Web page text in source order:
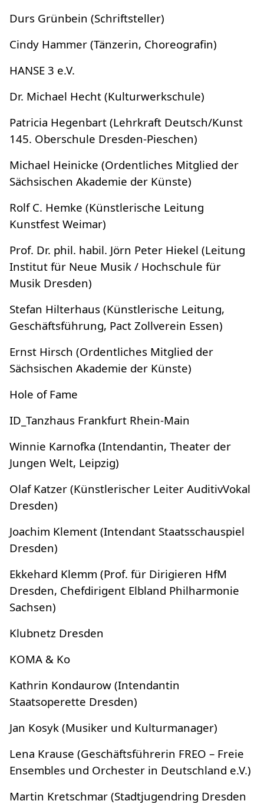
Durs Grünbein (Schriftsteller)
Cindy Hammer (Tänzerin, Choreografin)
HANSE 3 e.V.
Dr. Michael Hecht (Kulturwerkschule)
Patricia Hegenbart (Lehrkraft Deutsch/Kunst
145. Oberschule Dresden-Pieschen)
Michael Heinicke (Ordentliches Mitglied der
Sächsischen Akademie der Künste)
Rolf C. Hemke (Künstlerische Leitung
Kunstfest Weimar)
Prof. Dr. phil. habil. Jörn Peter Hiekel (Leitung
Institut für Neue Musik / Hochschule für
Musik Dresden)
Stefan Hilterhaus (Künstlerische Leitung,
Geschäftsführung, Pact Zollverein Essen)
Ernst Hirsch (Ordentliches Mitglied der
Sächsischen Akademie der Künste)
Hole of Fame
ID_Tanzhaus Frankfurt Rhein-Main
Winnie Karnofka (Intendantin, Theater der
Jungen Welt, Leipzig)
Olaf Katzer (Künstlerischer Leiter AuditivVokal
Dresden)
Joachim Klement (Intendant Staatsschauspiel
Dresden)
Ekkehard Klemm (Prof. für Dirigieren HfM
Dresden, Chefdirigent Elbland Philharmonie
Sachsen)
Klubnetz Dresden
KOMA & Ko
Kathrin Kondaurow (Intendantin
Staatsoperette Dresden)
Jan Kosyk (Musiker und Kulturmanager)
Lena Krause (Geschäftsführerin FREO – Freie
Ensembles und Orchester in Deutschland e.V.)
Martin Kretschmar (Stadtjugendring Dresden